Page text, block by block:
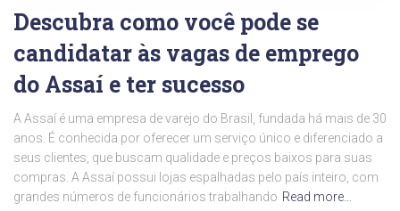
Descubra como você pode se
candidatar às vagas de emprego
do Assaí e ter sucesso
A Assaí é uma empresa de varejo do Brasil, fundada há mais de 30
anos. É conhecida por oferecer um serviço único e diferenciado a
seus clientes, que buscam qualidade e preços baixos para suas
compras. A Assaí possui lojas espalhadas pelo país inteiro, com
grandes números de funcionários trabalhando Read more…